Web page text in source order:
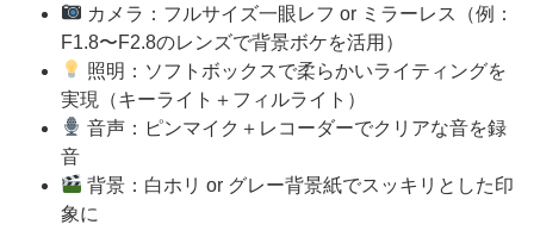
カメラ：フルサイズ一眼レフ or ミラーレス（例：
F1.8〜F2.8のレンズで背景ボケを活用）
照明：ソフトボックスで柔らかいライティングを
実現（キーライト＋フィルライト）
音声：ピンマイク＋レコーダーでクリアな音を録
音
背景：白ホリ or グレー背景紙でスッキリとした印
象に